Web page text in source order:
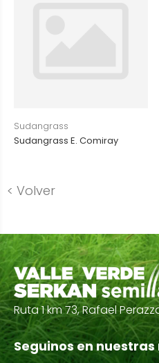
Sudangrass
Sudangrass E. Comiray
< Volver
Ruta 1 km 73, Rafael
Seguinos en nuestras